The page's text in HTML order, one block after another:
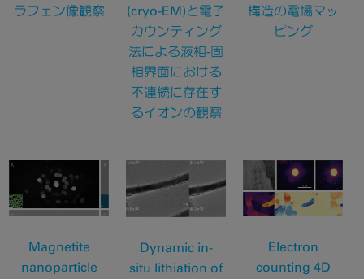
ラフェン像観察
(cryo-EM)と電子
カウンティング
法による液相-固
相界面における
不連続に存在す
るイオンの観察
構造の電場マッ
ピング
Magnetite
nanoparticle
Dynamic in-
situ lithiation of
Electron
counting 4D